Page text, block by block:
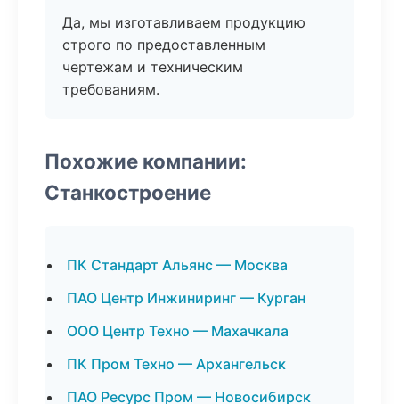
Да, мы изготавливаем продукцию
строго по предоставленным
чертежам и техническим
требованиям.
Похожие компании:
Станкостроение
ПК Стандарт Альянс — Москва
ПАО Центр Инжиниринг — Курган
ООО Центр Техно — Махачкала
ПК Пром Техно — Архангельск
ПАО Ресурс Пром — Новосибирск